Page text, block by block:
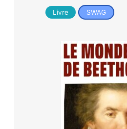
Livre SWAG